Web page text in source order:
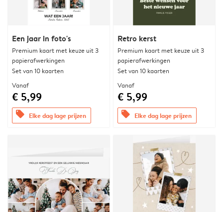
Een jaar in foto's
Premium kaart met keuze uit 3
papierafwerkingen
Set van 10 kaarten
Vanaf
€ 5,99
offers Elke dag lage prijzen
Retro kerst
Premium kaart met keuze uit 3
papierafwerkingen
Set van 10 kaarten
Vanaf
€ 5,99
offers Elke dag lage prijzen